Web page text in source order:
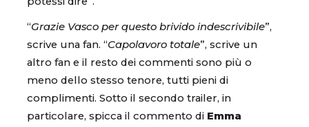
“Grazie Vasco per questo brivido indescrivibile”,
scrive una fan. “Capolavoro totale”, scrive un
altro fan e il resto dei commenti sono più o
meno dello stesso tenore, tutti pieni di
complimenti. Sotto il secondo trailer, in
particolare, spicca il commento di Emma